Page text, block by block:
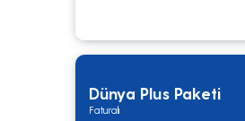
Dünya Plus Paketi
Faturalı